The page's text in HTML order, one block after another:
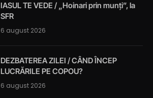
IASUL TE VEDE / „Hoinari prin munți”, la
SFR
6 august 2026
DEZBATEREA ZILEI / CÂND ÎNCEP
LUCRĂRILE PE COPOU?
6 august 2026